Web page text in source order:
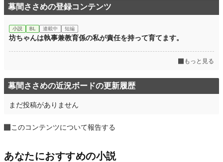
幕間ささめの登録コンテンツ
小説 BL 連載中 短編
坊ちゃんは執事兼教育係の私が責任を持って育てます。
もっと見る
幕間ささめの近況ボードの更新履歴
まだ投稿がありません
このコンテンツについて報告する
あなたにおすすめの小説